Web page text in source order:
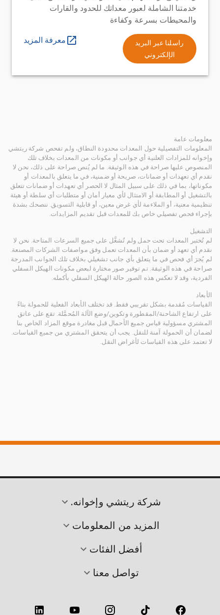
خدمتنا الشاملة لعبور معداتك للحدود والقارات
والمحيطات بسرعة وكفاءة
راسلنا عبر البريد
الإلكتروني
معرفة المزيد
معلومات عامة
المعلومات التفصيلية حول المعدات محدودة النطاق، ولم تفحص شركة ريتشي
وإخوانه للمزادات العلنية أي جوانب أو مكونات من المعدات بخلاف تلك
المنصوص عليها صراحة في هذه الوثيقة. ما لم يُنص صراحة على ذلك، نحن لا
نقدم أي تعهدات أو ضمانات، صريحة أو ضمنية، في ما يتعلق بالمعدات أو
مكوناتها، بما في ذلك على سبيل المثال لا الحصر أي تعهدات أو ضمانات تتعلق
بالتشغيل أو المطابقة أو الامتثال لأي معيار أمان أو متطلبات أي سلطة أو هيئة
تنظيمية معنية، أو الملاءمة لأي غرض معين، أو قابلية التسويق. ننصحك بشدة
بإجراء فحص تفصيلي خاص بك للمعدات قبل تقديم المزايدات.
التشغيل
لم تُختبر المعدات تحت حمل ولم تُشغَّل على جميع السرعات المتاحة. نحن لا
نقدم أي تعهد أو ضمان بأن المعدات تعمل وفق مواصفات الشركات المصنعة.
لم يُجرَ أي فحص في ما يتعلق بأي جانب تشغيلي بخلاف تلك الجوانب المدرجة
صراحة في هذه الوثيقة. تم توفير صور مختارة لبعض مكونات الهيكل السفلي
الفردية، وقد لا تعكس هذه الصور حالة الهيكل السفلي بأكمله.
الأبعاد
القياسات مُقدمة بشكل تقريبي فقط. قد تختلف الأبعاد الفعلية للحمولة بناءً
على ارتفاع الشاحنة/المقطورة وتكوين/وضع الآلة المُحمَّلة. تقع على عاتق
المشتري مسؤولية قياس جميع الأحمال قبل مغادرة موقع المزاد الخاص بنا
لضمان أن الحمولة آمنة للنقل. يجب أن يتحقق المشتري من جميع القياسات.
لا تعتمد على هذه القياسات لأغراض النقل.
شركة ريتشي وإخوانه.
المزيد من المعلومات
أفضل الفئات
تواصل معنا